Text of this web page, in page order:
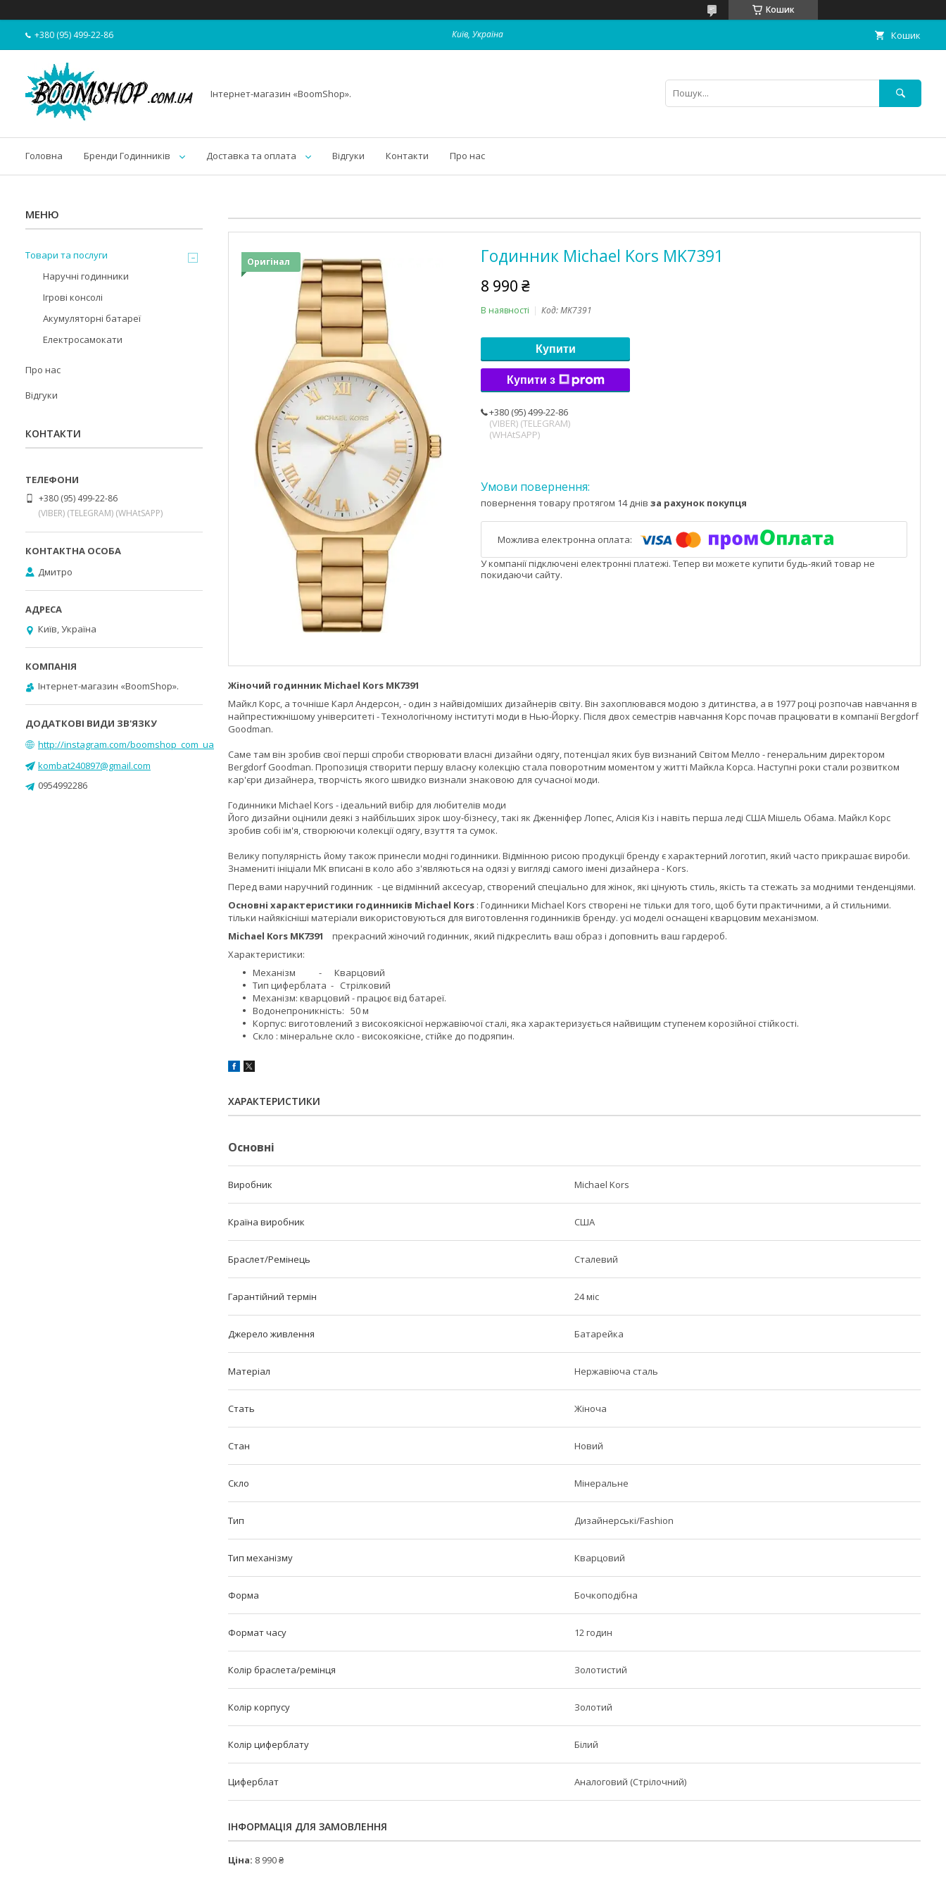
Кошик
+380 (95) 499-22-86 Київ, Україна Кошик
Інтернет-магазин «BoomShop».
Головна Бренди Годинників Доставка та оплата Відгуки Контакти Про нас
Оригінал Годинник Michael Kors MK7391
8 990 ₴
В наявності Код:MK7391
Купити
Купити з
+380 (95) 499-22-86
(VIBER) (TELEGRAM)
(WHAtSAPP)
повернення товару протягом 14 днів за рахунок покупця
У компанії підключені електронні платежі. Тепер ви можете купити будь-який товар не
покидаючи сайту.
Жіночий годинник Michael Kors MK7391
Майкл Корс, а точніше Карл Андерсон, - один з найвідоміших дизайнерів світу. Він захоплювався модою з дитинства, а в 1977 році розпочав навчання в
найпрестижнішому університеті - Технологічному інституті моди в Нью-Йорку. Після двох семестрів навчання Корс почав працювати в компанії Bergdorf
Goodman.
Саме там він зробив свої перші спроби створювати власні дизайни одягу, потенціал яких був визнаний Світом Мелло - генеральним директором
Bergdorf Goodman. Пропозиція створити першу власну колекцію стала поворотним моментом у житті Майкла Корса. Наступні роки стали розвитком
кар'єри дизайнера, творчість якого швидко визнали знаковою для сучасної моди.
Годинники Michael Kors - ідеальний вибір для любителів моди
Його дизайни оцінили деякі з найбільших зірок шоу-бізнесу, такі як Дженніфер Лопес, Алісія Кіз і навіть перша леді США Мішель Обама. Майкл Корс
зробив собі ім'я, створюючи колекції одягу, взуття та сумок.
Велику популярність йому також принесли модні годинники. Відмінною рисою продукції бренду є характерний логотип, який часто прикрашає вироби.
Знамениті ініціали MK вписані в коло або з'являються на одязі у вигляді самого імені дизайнера - Kors.
Перед вами наручний годинник - це відмінний аксесуар, створений спеціально для жінок, які цінують стиль, якість та стежать за модними тенденціями.
Основні характеристики годинників Michael Kors : Годинники Michael Kors створені не тільки для того, щоб бути практичними, а й стильними.
тільки найякісніші матеріали використовуються для виготовлення годинників бренду. усі моделі оснащені кварцовим механізмом.
Michael Kors MK7391 прекрасний жіночий годинник, який підкреслить ваш образ і доповнить ваш гардероб.
Характеристики:
Механізм - Кварцовий
Тип циферблата - Стрілковий
Механізм: кварцовий - працює від батареї.
Водонепроникність: 50 м
Корпус: виготовлений з високоякісної нержавіючої сталі, яка характеризується найвищим ступенем корозійної стійкості.
Скло : мінеральне скло - високоякісне, стійке до подряпин.
ХАРАКТЕРИСТИКИ
Основні
Виробник Michael Kors
Країна виробник США
Браслет/Ремінець Сталевий
Гарантійний термін 24 міс
Джерело живлення Батарейка
Матеріал Нержавіюча сталь
Стать Жіноча
Стан Новий
Скло Мінеральне
Тип Дизайнерські/Fashion
Тип механізму Кварцовий
Форма Бочкоподібна
Формат часу 12 годин
Колір браслета/ремінця Золотистий
Колір корпусу Золотий
Колір циферблату Білий
Циферблат Аналоговий (Стрілочний)
ІНФОРМАЦІЯ ДЛЯ ЗАМОВЛЕННЯ
Ціна: 8 990 ₴
Товари та послуги
Наручні годинники
Ігрові консолі
Акумуляторні батареї
Електросамокати
Про нас
Відгуки
КОНТАКТИ
+380 (95) 499-22-86
(VIBER) (TELEGRAM) (WHAtSAPP)
Дмитро
Київ, Україна
Інтернет-магазин «BoomShop».
http://instagram.com/boomshop_com_ua
kombat240897@gmail.com
0954992286